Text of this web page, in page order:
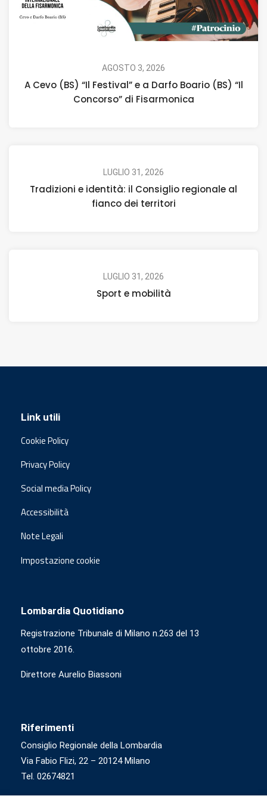
AGOSTO 3, 2026
A Cevo (BS) “Il Festival” e a Darfo Boario (BS) “Il
Concorso” di Fisarmonica
LUGLIO 31, 2026
Tradizioni e identità: il Consiglio regionale al
fianco dei territori
LUGLIO 31, 2026
Sport e mobilità
Link utili
Cookie Policy
Privacy Policy
Social media Policy
Accessibilità
Note Legali
Impostazione cookie
Lombardia Quotidiano
Registrazione Tribunale di Milano n.263 del 13
ottobre 2016.
Direttore Aurelio Biassoni
Riferimenti
Consiglio Regionale della Lombardia
Via Fabio Flizi, 22 – 20124 Milano
Tel. 02674821